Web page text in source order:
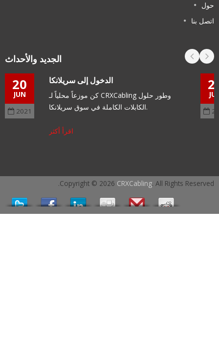
بنا
الجديد والأحداث
20
JUN
2021
الدخول إلى سريلانكا
كن موزعاً محلياً لـ CRXCabling وطور حلول
اقرأ أكثر
Copyright © 2026CRXCabling. All Rights